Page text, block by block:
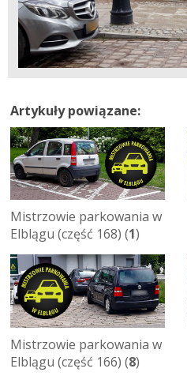
Artykuły powiązane:
Mistrzowie parkowania w
Elblągu (część 168) (1)
Mistrzowie parkowania w
Elblągu (część 166) (8)